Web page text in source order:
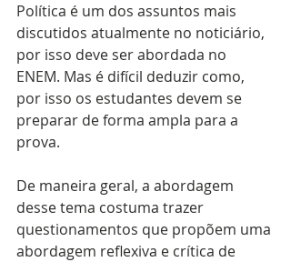
Política é um dos assuntos mais
discutidos atualmente no noticiário,
por isso deve ser abordada no
ENEM. Mas é difícil deduzir como,
por isso os estudantes devem se
preparar de forma ampla para a
prova.
De maneira geral, a abordagem
desse tema costuma trazer
questionamentos que propõem uma
abordagem reflexiva e crítica de